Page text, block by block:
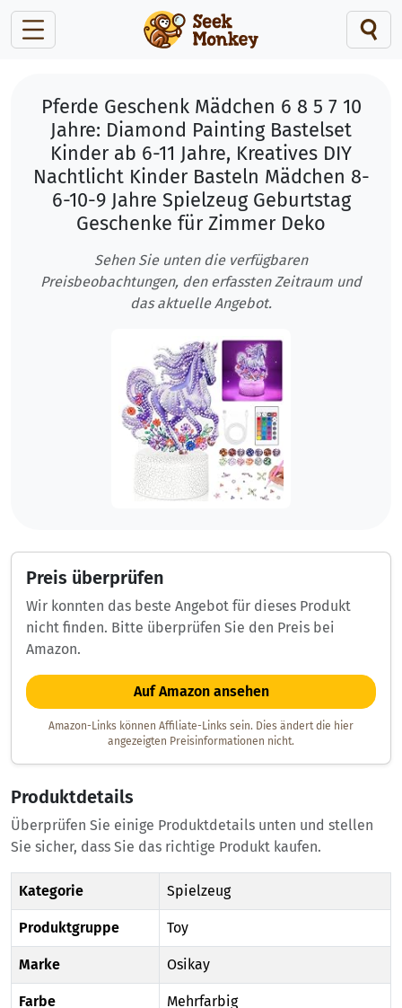
Pferde Geschenk Mädchen 6 8 5 7 10
Jahre: Diamond Painting Bastelset
Kinder ab 6-11 Jahre, Kreatives DIY
Nachtlicht Kinder Basteln Mädchen 8-
6-10-9 Jahre Spielzeug Geburtstag
Geschenke für Zimmer Deko
Sehen Sie unten die verfügbaren
Preisbeobachtungen, den erfassten Zeitraum und
das aktuelle Angebot.
Preis überprüfen
Wir konnten das beste Angebot für dieses Produkt
nicht finden. Bitte überprüfen Sie den Preis bei
Amazon.
Auf Amazon ansehen
Amazon-Links können Affiliate-Links sein. Dies ändert die hier
angezeigten Preisinformationen nicht.
Produktdetails
Überprüfen Sie einige Produktdetails unten und stellen
Sie sicher, dass Sie das richtige Produkt kaufen.
Kategorie Spielzeug
Produktgruppe Toy
Marke Osikay
Farbe Mehrfarbig